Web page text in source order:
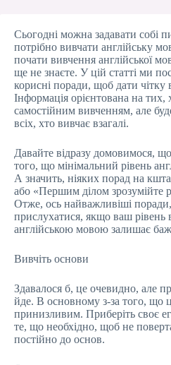
Сьогодні можна задавати собі
потрібно вивчати англійську
почати вивчення англійської
ще не знаєте. У цій статті ми
корисні поради, щоб дати чітку
Інформація орієнтована на тих,
самостійним вивченням, але
всіх, хто вивчає взагалі.
Давайте відразу домовимося,
того, що мінімальний рівень
А значить, ніяких порад на
або «Першим ділом зрозумійте
Отже, ось найважливіші
прислухатися, якщо ваш рівень
англійською мовою залишає
Вивчіть основи
Здавалося б, це очевидно, але
йде. В основному з-за того, що
принизливим. Приберіть своє
те, що необхідно, щоб не
постійно до основ.